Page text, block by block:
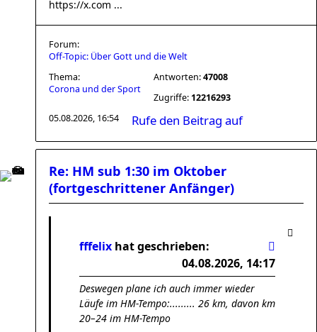
https://x.com ...
Forum:
Off-Topic: Über Gott und die Welt
Thema:
Corona und der Sport
Antworten:47008
Zugriffe: 12216293
05.08.2026, 16:54
Rufe den Beitrag auf
Re: HM sub 1:30 im Oktober
(fortgeschrittener Anfänger)
fffelix hat geschrieben:
04.08.2026, 14:17
Deswegen plane ich auch immer wieder
Läufe im HM-Tempo:......... 26 km, davon km
20–24 im HM-Tempo